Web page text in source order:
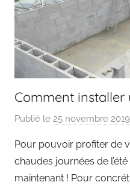
Comment installer
Publié le 25 novembre 2019
Pour pouvoir profiter de
chaudes journées de
maintenant ! Pour